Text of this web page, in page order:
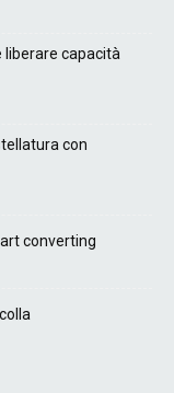
capacità
con
converting